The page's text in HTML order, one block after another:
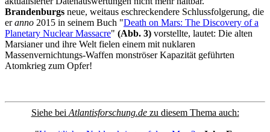
Brandenburgs neue, weitaus eschreckendere Schlussfolgerung, die
eranno 2015 in seinem Buch "Death on Mars: The Discovery of a
Planetary Nuclear Massacre" (Abb. 3) vorstellte, lautet: Die alten
Marsianer und ihre Welt fielen einem mit nuklaren
Massenvernichtungs-Waffen monströser Kapazität geführten
Atomkrieg zum Opfer!
Siehe beiAtlantisforschung.dezu diesem Thema auch: